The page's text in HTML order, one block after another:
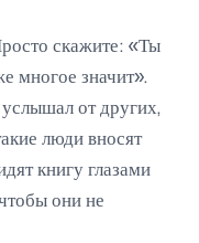
скажите: «Ты
многое значит».
от других,
люди вносят
книгу глазами
они не